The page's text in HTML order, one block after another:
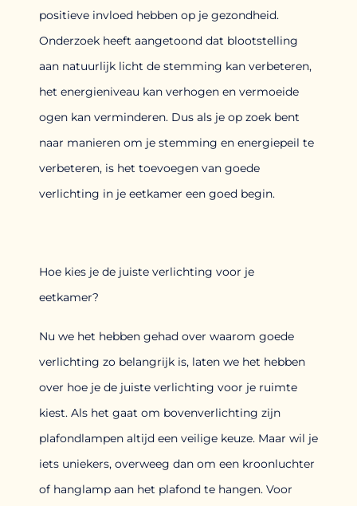
positieve invloed hebben op je gezondheid.
Onderzoek heeft aangetoond dat blootstelling
aan natuurlijk licht de stemming kan verbeteren,
het energieniveau kan verhogen en vermoeide
ogen kan verminderen. Dus als je op zoek bent
naar manieren om je stemming en energiepeil te
verbeteren, is het toevoegen van goede
verlichting in je eetkamer een goed begin.
Hoe kies je de juiste verlichting voor je
eetkamer?
Nu we het hebben gehad over waarom goede
verlichting zo belangrijk is, laten we het hebben
over hoe je de juiste verlichting voor je ruimte
kiest. Als het gaat om bovenverlichting zijn
plafondlampen altijd een veilige keuze. Maar wil je
iets uniekers, overweeg dan om een kroonluchter
of hanglamp aan het plafond te hangen. Voor